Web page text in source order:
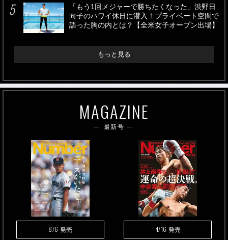
「もう1回メジャーで勝ちたくなった」渋野日
向子のハワイ休日に潜入！プライベート空間で
語った胸の内とは？【全米女子オープン出場】
もっと見る
MAGAZINE
最新号
8/6 発売 4/16 発売